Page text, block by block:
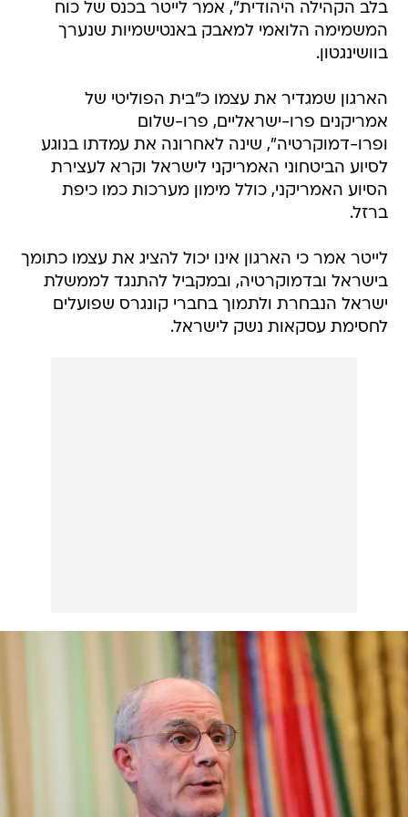
בלב הקהילה היהודית", אמר לייטר בכנס של כוח
המשמימה הלואמי למאבק באנטישמיות שנערך
בוושינגטון.
הארגון שמגדיר את עצמו כ"בית הפוליטי של
אמריקנים פרו-ישראליים, פרו-שלום
ופרו-דמוקרטיה", שינה לאחרונה את עמדתו בנוגע
לסיוע הביטחוני האמריקני לישראל וקרא לעצירת
הסיוע האמריקני, כולל מימון מערכות כמו כיפת
ברזל.
לייטר אמר כי הארגון אינו יכול להציג את עצמו כתומך
בישראל ובדמוקרטיה, ובמקביל להתנגד לממשלת
ישראל הנבחרת ולתמוך בחברי קונגרס שפועלים
לחסימת עסקאות נשק לישראל.